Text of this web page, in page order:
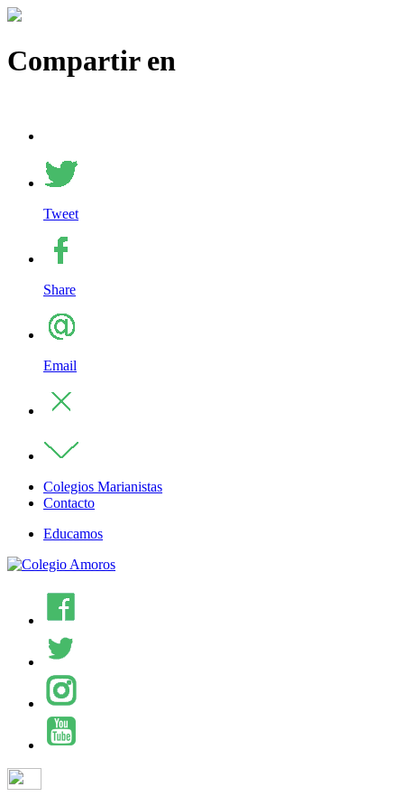
Compartir en
Tweet
Share
Email
Colegios Marianistas
Contacto
Educamos